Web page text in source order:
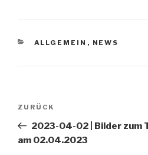
KATEGORIEN
ALLGEMEIN , NEWS
Beitragsnavigation
Vorheriger
Beitrag
ZURÜCK
2023-04-02 | Bilder zum
am 02.04.2023